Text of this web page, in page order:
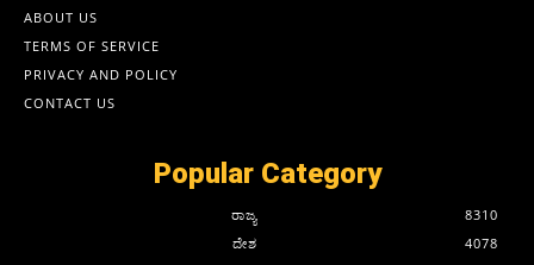
ABOUT US
TERMS OF SERVICE
PRIVACY AND POLICY
CONTACT US
Popular Category
ರಾಜ್ಯ
8310
ದೇಶ
4078